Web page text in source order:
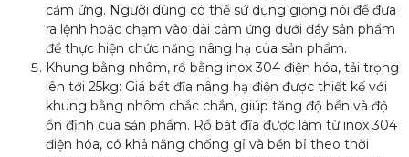
cảm ứng. Người dùng có thể sử dụng giọng nói để đưa
ra lệnh hoặc chạm vào dải cảm ứng dưới đáy sản phẩm
để thực hiện chức năng nâng hạ của sản phẩm.
Khung bằng nhôm, rổ bằng inox 304 điện hóa, tải trọng
lên tới 25kg: Giá bát đĩa nâng hạ điện được thiết kế với
khung bằng nhôm chắc chắn, giúp tăng độ bền và độ
ổn định của sản phẩm. Rổ bát đĩa được làm từ inox 304
điện hóa, có khả năng chống gỉ và bền bỉ theo thời